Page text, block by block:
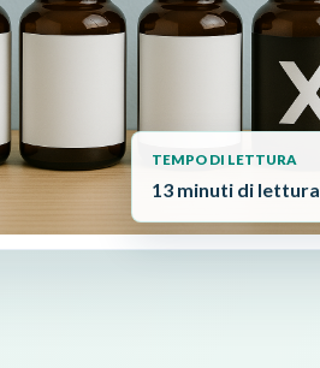
TEMPO DI LETTURA
13 minuti di lettura